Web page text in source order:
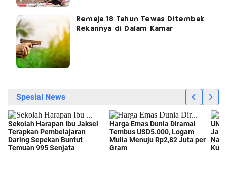
Remaja 18 Tahun Tewas Ditembak
Rekannya di Dalam Kamar